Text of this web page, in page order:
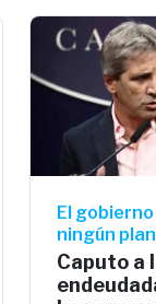
El
ningún
Caputo a